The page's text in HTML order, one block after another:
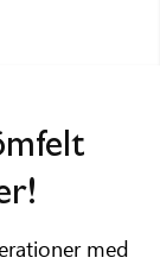
med